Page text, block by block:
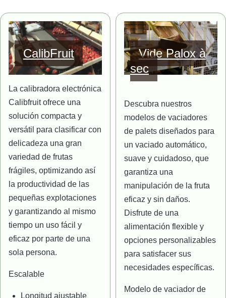
Imagen
CalibFruit
La calibradora electrónica
Calibfruit ofrece una
solución compacta y
versátil para clasificar con
delicadeza una gran
variedad de frutas
frágiles, optimizando así
la productividad de las
pequeñas explotaciones
y garantizando al mismo
tiempo un uso fácil y
eficaz por parte de una
sola persona.
Escalable
Longitud ajustable
Imagen
Vide Palox à
sec
Descubra nuestros
modelos de vaciadores
de palets diseñados para
un vaciado automático,
suave y cuidadoso, que
garantiza una
manipulación de la fruta
eficaz y sin daños.
Disfrute de una
alimentación flexible y
opciones personalizables
para satisfacer sus
necesidades específicas.
Modelo de vaciador de